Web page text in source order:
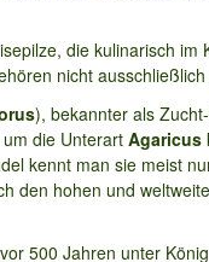
die kulinarisch
nicht
), bekannter als
die Unterart Agaricus
kennt man sie meist
den hohen und
500 Jahren unter